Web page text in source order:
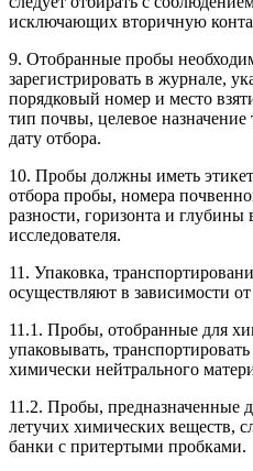
исключающих вторичную
9. Отобранные пробы
зарегистрировать в журнале,
порядковый номер и место
тип почвы, целевое назначение
дату отбора.
10. Пробы должны иметь
отбора пробы, номера
разности, горизонта и
исследователя.
11. Упаковка,
осуществляют в зависимости
11.1. Пробы, отобранные для
упаковывать,
химически нейтрального
11.2. Пробы, предназначенные
летучих химических веществ,
банки с притертыми пробками.